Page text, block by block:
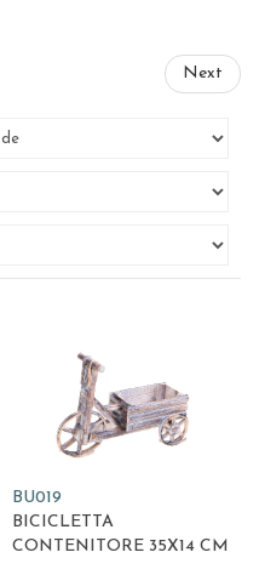
Next
BU019
BICICLETTA
CONTENITORE 35X14 CM